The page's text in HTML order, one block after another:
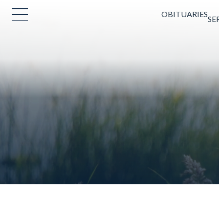
OBITUARIES